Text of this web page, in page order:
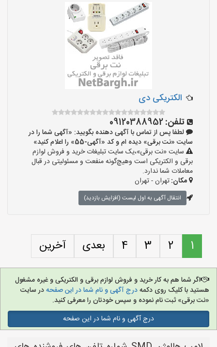
الکتریکی دی
تلفن:09120388952
لطفا پس از تماس با آگهی دهنده بگویید: «آگهی شما را در
سایت «نت برقی» دیده ام و کد «آگهی-55» را اعلام کنید»
سایت «نت برقی»،یک سایت تبلیغات خرید و فروش لوازم
برقی و الکتریکی است وهیچ‌گونه منفعت و مسئولیتی در قبال
معاملات شما ندارد.
مکان:تهران - تهران
انتقال آگهی به اول لیست (افزایش بازدید)
1
2
3
4 بعدی آخرین
اگر شما هم به کار خرید و فروش لوازم برقی و الکتریکی و غیره مشغول
هستید با کلیک روی دکمهدرج آگهی و نام شما در این صفحهدر سایت
«نت برقی» ثبت نام نموده و سپس خودتان را معرفی کنید.
درج آگهی و نام شما در این صفحه